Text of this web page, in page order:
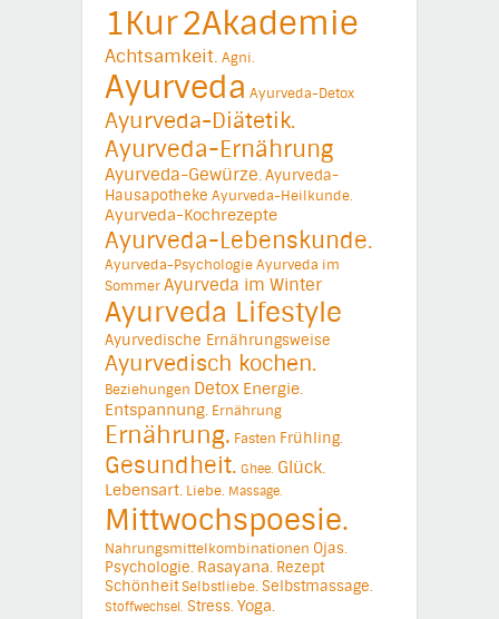
1Kur2Akademie
Achtsamkeit. Agni.
Ayurveda Ayurveda-Detox
Ayurveda-Diätetik.
Ayurveda-Ernährung
Ayurveda-Gewürze.Ayurveda-
Hausapotheke Ayurveda-Heilkunde.
Ayurveda-Kochrezepte
Ayurveda-Lebenskunde.
Ayurveda-PsychologieAyurveda im
SommerAyurveda im Winter
Ayurveda Lifestyle
Ayurvedische Ernährungsweise
Ayurvedisch kochen.
Beziehungen Detox Energie.
Entspannung. Ernährung
Ernährung. Fasten Frühling.
Gesundheit. Ghee. Glück.
Lebensart. Liebe. Massage.
Mittwochspoesie.
Nahrungsmittelkombinationen Ojas.
Psychologie. Rasayana. Rezept
SchönheitSelbstliebe. Selbstmassage.
Stoffwechsel. Stress.Yoga.